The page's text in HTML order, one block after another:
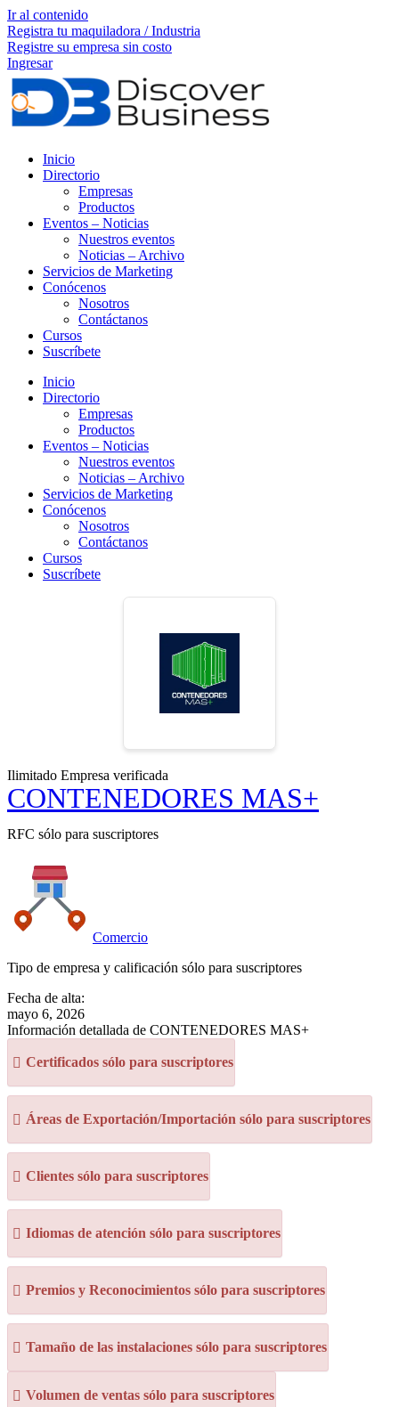
Ir al contenido
Registra tu maquiladora / Industria
Registre su empresa sin costo
Ingresar
Inicio
Directorio
Empresas
Productos
Eventos – Noticias
Nuestros eventos
Noticias – Archivo
Servicios de Marketing
Conócenos
Nosotros
Contáctanos
Cursos
Suscríbete
Inicio
Directorio
Empresas
Productos
Eventos – Noticias
Nuestros eventos
Noticias – Archivo
Servicios de Marketing
Conócenos
Nosotros
Contáctanos
Cursos
Suscríbete
Ilimitado Empresa verificada
CONTENEDORES MAS+
RFC sólo para suscriptores
Comercio
Tipo de empresa y calificación sólo para suscriptores
Fecha de alta:
mayo 6, 2026
Información detallada de CONTENEDORES MAS+
Certificados sólo para suscriptores
Áreas de Exportación/Importación sólo para suscriptores
Clientes sólo para suscriptores
Idiomas de atención sólo para suscriptores
Premios y Reconocimientos sólo para suscriptores
Tamaño de las instalaciones sólo para suscriptores
Volumen de ventas sólo para suscriptores